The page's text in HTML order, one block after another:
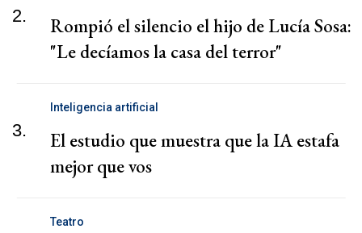
2.
Rompió el silencio el hijo de Lucía Sosa:
"Le decíamos la casa del terror"
3.
Inteligencia artificial
El estudio que muestra que la IA estafa
mejor que vos
Teatro